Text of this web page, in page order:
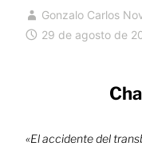
Gonzalo Carlos
29 de agosto de
«El accidente del